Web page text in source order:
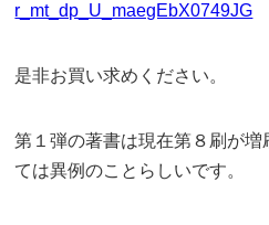
r_mt_dp_U_maegEbX0749JG
是非お買い求めください。
第１弾の著書は現在第８刷が
ては異例のことらしいです。